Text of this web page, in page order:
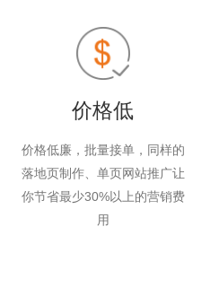
价格低
价格低廉，批量接单，同样的
落地页制作、单页网站推广让
你节省最少30%以上的营销费
用